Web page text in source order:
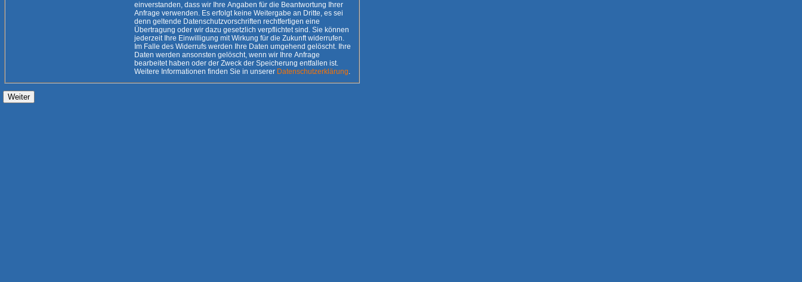
einverstanden, dass wir Ihre Angaben für die Beantwortung Ihrer
Anfrage verwenden. Es erfolgt keine Weitergabe an Dritte, es sei
denn geltende Datenschutzvorschriften rechtfertigen eine
Übertragung oder wir dazu gesetzlich verpflichtet sind. Sie können
jederzeit Ihre Einwilligung mit Wirkung für die Zukunft widerrufen.
Im Falle des Widerrufs werden Ihre Daten umgehend gelöscht. Ihre
Daten werden ansonsten gelöscht, wenn wir Ihre Anfrage
bearbeitet haben oder der Zweck der Speicherung entfallen ist.
Weitere Informationen finden Sie in unserer Datenschutzerklärung.